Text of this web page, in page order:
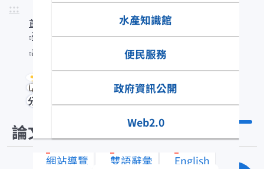
水產知識館
便民服務
政府資訊公開
Web2.0
網站導覽 雙語辭彙
English
:::
首頁
研究與成果
論文目錄
分享
論文目錄